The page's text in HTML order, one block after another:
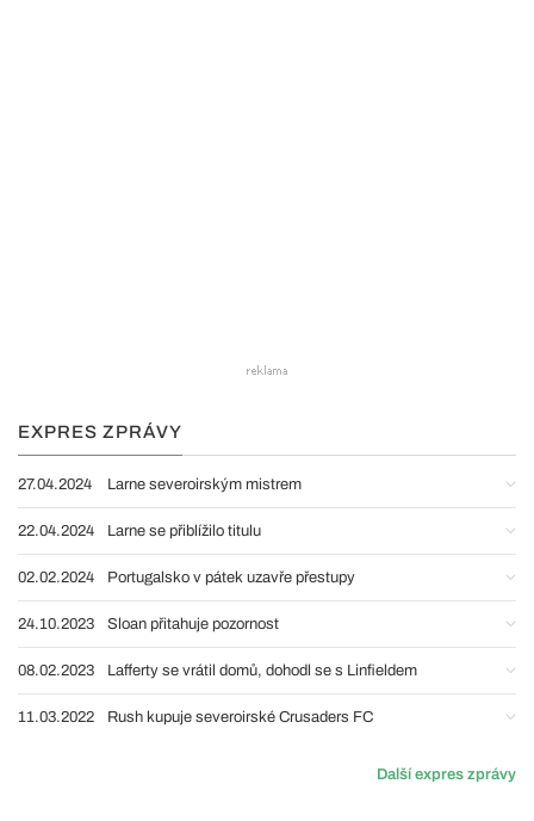
EXPRES ZPRÁVY
27.04.2024 Larne severoirským mistrem
22.04.2024 Larne se přiblížilo titulu
02.02.2024 Portugalsko v pátek uzavře přestupy
24.10.2023 Sloan přitahuje pozornost
08.02.2023 Lafferty se vrátil domů, dohodl se s Linfieldem
11.03.2022 Rush kupuje severoirské Crusaders FC
Další expres zprávy